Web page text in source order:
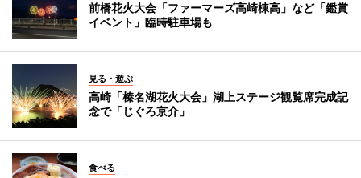
前橋花火大会「ファーマーズ高崎棟高」など「鑑賞
イベント」臨時駐車場も
見る・遊ぶ
高崎「榛名湖花火大会」湖上ステージ観覧席完成記
念で「じぐろ京介」
食べる